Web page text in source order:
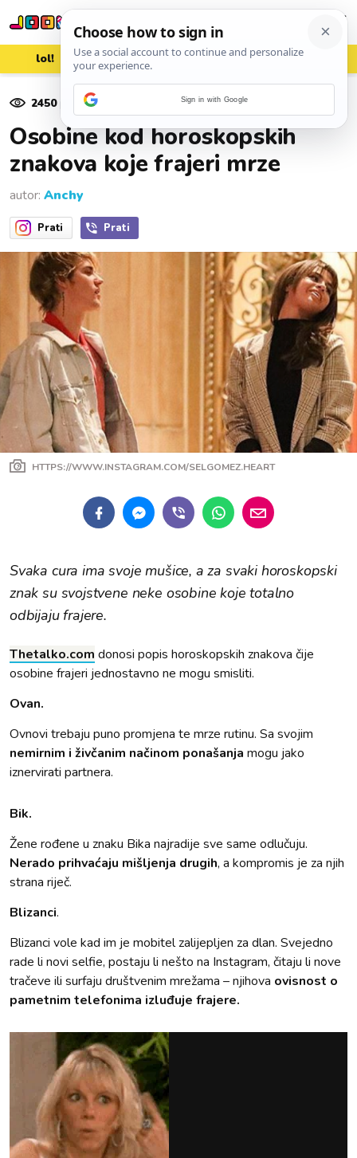
lol! aww vrh! woot?!
2450pregleda
Osobine kod horoskopskih
znakova koje frajeri mrze
autor: Anchy
Prati Prati
HTTPS://WWW.INSTAGRAM.COM/SELGOMEZ.HEART
Svaka cura ima svoje mušice, a za svaki horoskopski
znak su svojstvene neke osobine koje totalno
odbijaju frajere.
Thetalko.com donosi popis horoskopskih znakova čije
osobine frajeri jednostavno ne mogu smisliti.
Ovan.
Ovnovi trebaju puno promjena te mrze rutinu. Sa svojim
nemirnim i živčanim načinom ponašanja mogu jako
iznervirati partnera.
Bik.
Žene rođene u znaku Bika najradije sve same odlučuju.
Nerado prihvaćaju mišljenja drugih, a kompromis je za njih
strana riječ.
Blizanci.
Blizanci vole kad im je mobitel zalijepljen za dlan. Svejedno
rade li novi selfie, postaju li nešto na Instagram, čitaju li nove
tračeve ili surfaju društvenim mrežama – njihova ovisnost o
pametnim telefonima izluđuje frajere.
Sign in with Google